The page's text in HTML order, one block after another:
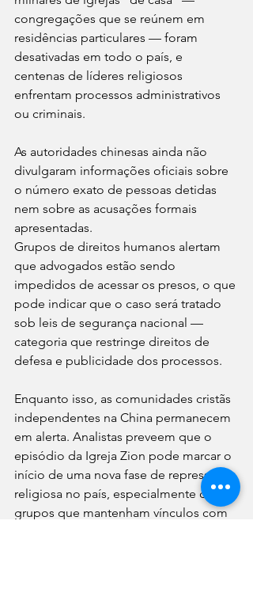
congregações que se reúnem em
residências particulares — foram
desativadas em todo o país, e
centenas de líderes religiosos
enfrentam processos administrativos
ou criminais.
As autoridades chinesas ainda não
divulgaram informações oficiais sobre
o número exato de pessoas detidas
nem sobre as acusações formais
apresentadas.
Grupos de direitos humanos alertam
que advogados estão sendo
impedidos de acessar os presos, o que
pode indicar que o caso será tratado
sob leis de segurança nacional —
categoria que restringe direitos de
defesa e publicidade dos processos.
Enquanto isso, as comunidades cristãs
independentes na China permanecem
em alerta. Analistas preveem que o
episódio da Igreja Zion pode marcar o
início de uma nova fase de repressão
religiosa no país, especialmente contra
grupos que mantenham vínculos com